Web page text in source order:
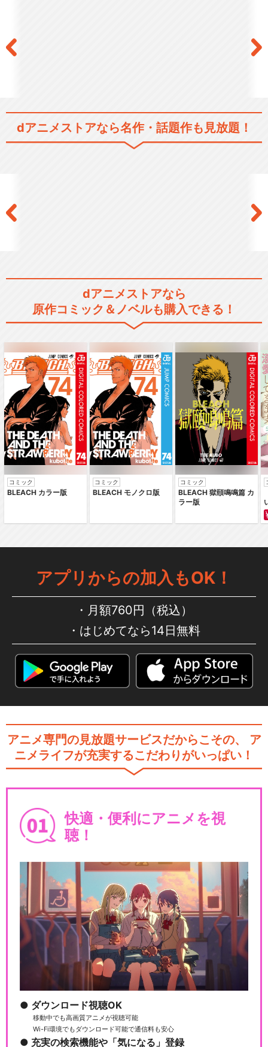
dアニメストアなら名作・話題作も見放題！
dアニメストアなら
原作コミック＆ノベルも購入できる！
コミック
BLEACH カラー版
コミック
BLEACH モノクロ版
コミック
BLEACH 獄頤鳴鳴篇 カ
ラー版
アプリからの加入もOK！
月額760円（税込）
はじめてなら14日無料
アニメ専門の見放題サービスだからこその、
ア
ニメライフが充実するこだわりがいっぱい！
快適・便利にアニメを視
聴！
ダウンロード視聴OK
移動中でも高画質アニメが視聴可能
Wi-Fi環境でもダウンロード可能で通信料も安心
充実の検索機能や「気になる」登録